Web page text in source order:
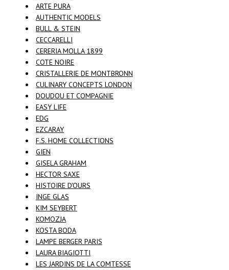
ARTE PURA
AUTHENTIC MODELS
BULL & STEIN
CECCARELLI
CERERIA MOLLA 1899
COTE NOIRE
CRISTALLERIE DE MONTBRONN
CULINARY CONCEPTS LONDON
DOUDOU ET COMPAGNIE
EASY LIFE
EDG
EZCARAY
F.S. HOME COLLECTIONS
GIEN
GISELA GRAHAM
HECTOR SAXE
HISTOIRE D'OURS
INGE GLAS
KIM SEYBERT
KOMOZJA
KOSTA BODA
LAMPE BERGER PARIS
LAURA BIAGIOTTI
LES JARDINS DE LA COMTESSE